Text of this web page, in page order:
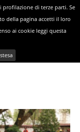
di terze parti. Se
della pagina accetti il loro
ai cookie leggi questa